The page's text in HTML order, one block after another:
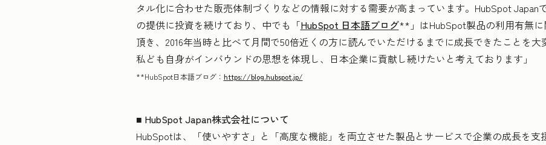
タル化に合わせた販売体制づくりなどの情報に対する需要が高まっています。HubSpot Japan
の提供に投資を続けており、中でも「HubSpot 日本語ブログ**」はHubSpot製品の利用有無
頂き、2016年当時と比べて月間で50倍近くの方に読んでいただけるまでに成長できたことを
私ども自身がインバウンドの思想を体現し、日本企業に貢献し続けたいと考えております」
**HubSpot日本語ブログ： https://blog.hubspot.jp/
■ HubSpot Japan株式会社について
HubSpotは、「使いやすさ」と「高度な機能」を両立させた製品とサービスで企業の成長を支